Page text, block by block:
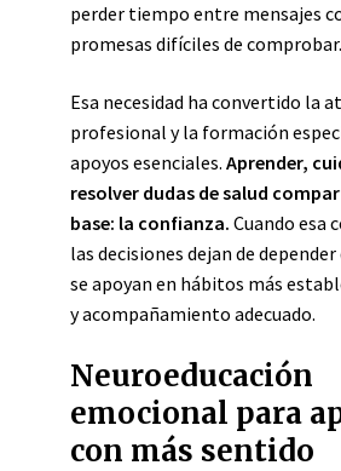
perder tiempo entre mensajes
promesas difíciles de comprobar.
Esa necesidad ha convertido la
profesional y la formación
apoyos esenciales. Aprender,
resolver dudas de salud
base: la confianza. Cuando esa
las decisiones dejan de
se apoyan en hábitos más
y acompañamiento adecuado.
Neuroeducación
emocional para
con más sentido